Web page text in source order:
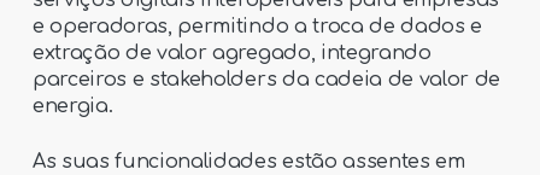
e operadoras, permitindo a troca de dados e
extração de valor agregado, integrando
parceiros e stakeholders da cadeia de valor de
energia.
As suas funcionalidades estão assentes em